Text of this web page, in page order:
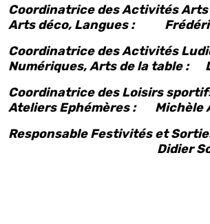
Coordinatrice des Activités
Arts déco, Langues :
Coordinatrice des Activités
Numériques, Arts de la table :
Coordinatrice des Loisirs
Ateliers Ephémères : Michèle
Responsable Festivités
Didier